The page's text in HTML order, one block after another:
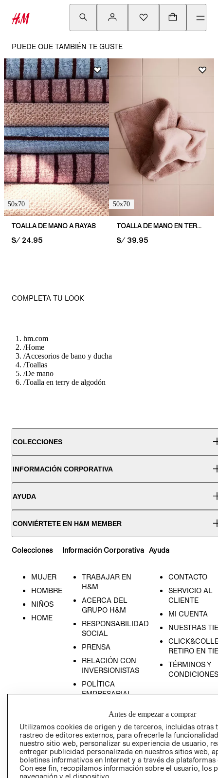
PUEDE QUE TAMBIÉN TE GUSTE
50x70
TOALLA DE MANO A RAYAS
PRICE:
S/ 24.95
50x70
TOALLA DE MANO EN TERRY SUAVE
PRICE:
S/ 39.95
COMPLETA TU LOOK
hm.com
/Home
/Accesorios de bano y ducha
/Toallas
/De mano
/Toalla en terry de algodón
COLECCIONES
INFORMACIÓN CORPORATIVA
AYUDA
CONVIÉRTETE EN H&M MEMBER
Colecciones
MUJER
HOMBRE
NIÑOS
HOME
Información Corporativa
TRABAJAR EN
H&M
ACERCA DEL
GRUPO H&M
RESPONSABILIDAD
SOCIAL
PRENSA
RELACIÓN CON
INVERSIONISTAS
POLÍTICA
EMPRESARIAL
Ayuda
CONTACTO
SERVICIO AL
CLIENTE
MI CUENTA
NUESTRAS
RETIRO EN
TÉRMINOS Y
CONDICIONES
AVISO DE
PRIVACIDAD
GIFT CARD
Antes de empezar a comprar
Utilizamos cookies de origen y de terceros, incluidas otras
rastreo de editores externos, para ofrecerle la
nuestro sitio web, personalizar su experiencia de usuario,
entregar publicidad personalizada en nuestros sitios web,
boletines informativos en Internet y a través de plataformas
Con ese fin, recopilamos información sobre el usuario, los
navegación y el dispositivo.